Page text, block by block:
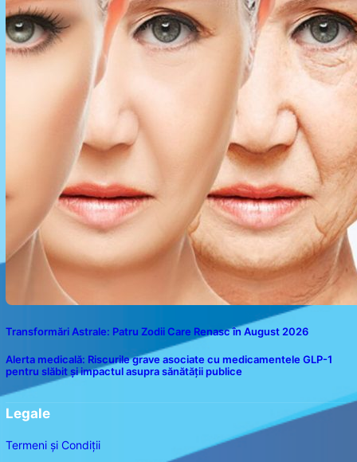
Transformări Astrale: Patru Zodii Care Renasc în August 2026
Alerta medicală: Riscurile grave asociate cu medicamentele GLP-1
pentru slăbit și impactul asupra sănătății publice
Legale
Termeni și Condiții